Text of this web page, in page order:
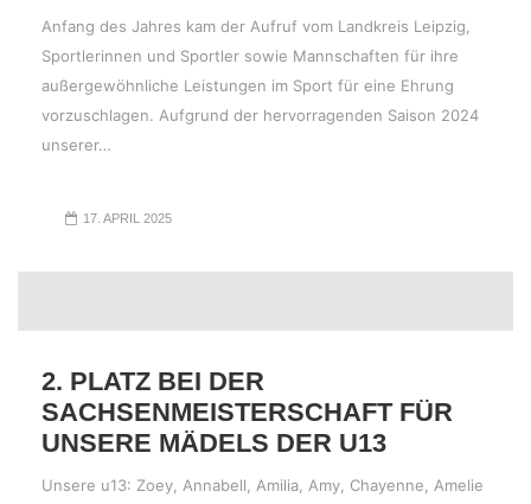
Anfang des Jahres kam der Aufruf vom Landkreis Leipzig,
Sportlerinnen und Sportler sowie Mannschaften für ihre
außergewöhnliche Leistungen im Sport für eine Ehrung
vorzuschlagen. Aufgrund der hervorragenden Saison 2024
unserer…
17. APRIL 2025
2. PLATZ BEI DER
SACHSENMEISTERSCHAFT FÜR
UNSERE MÄDELS DER U13
Unsere u13: Zoey, Annabell, Amilia, Amy, Chayenne, Amelie